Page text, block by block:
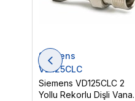
Siemens
VD125CLC
Siemens VD125CLC 2
Yollu Rekorlu Dişli Vana